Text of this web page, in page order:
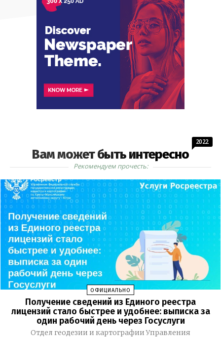
Вам может быть интересно
2022
Рекомендуем прочесть:
ОФИЦИАЛЬНО
Получение сведений из Единого реестра
лицензий стало быстрее и удобнее: выписка за
один рабочий день через Госуслуги
Отдел геодезии и картографии Управления